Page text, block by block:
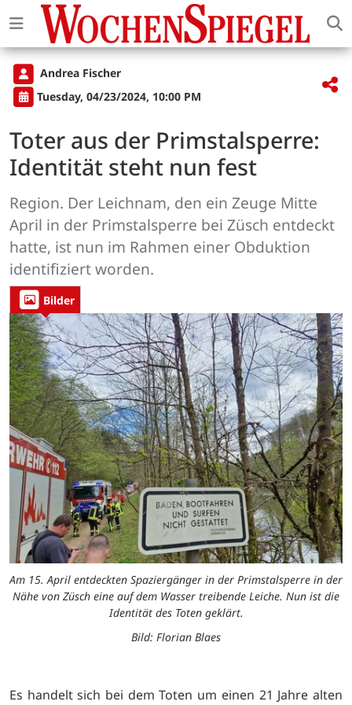
Andrea Fischer
Tuesday, 04/23/2024, 10:00 PM
Toter aus der Primstalsperre:
Identität steht nun fest
Region. Der Leichnam, den ein Zeuge Mitte
April in der Primstalsperre bei Züsch entdeckt
hatte, ist nun im Rahmen einer Obduktion
identifiziert worden.
Bilder
Am 15. April entdeckten Spaziergänger in der Primstalsperre in der
Nähe von Züsch eine auf dem Wasser treibende Leiche. Nun ist die
Identität des Toten geklärt.
Bild: Florian Blaes
Es handelt sich bei dem Toten um einen 21 Jahre alten